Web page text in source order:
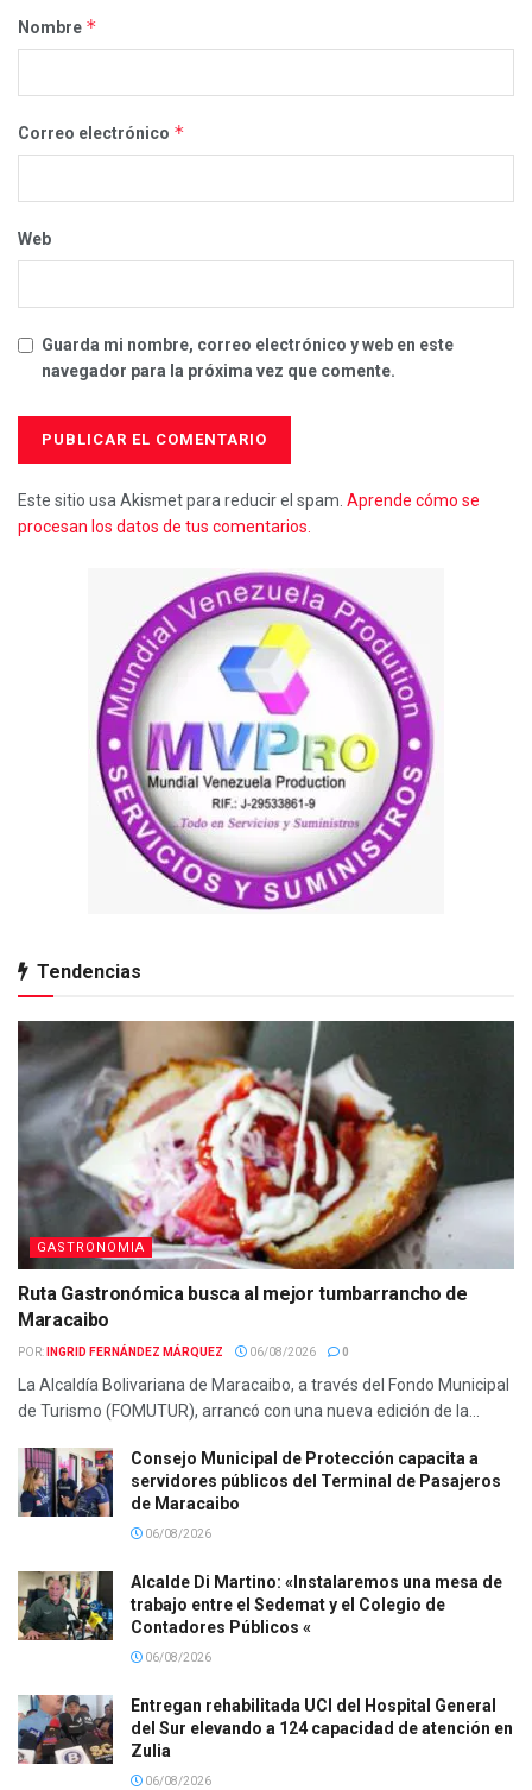
Nombre *
Correo electrónico *
Web
Guarda mi nombre, correo electrónico y web en este
navegador para la próxima vez que comente.
Este sitio usa Akismet para reducir el spam. Aprende cómo se
procesan los datos de tus comentarios.
Tendencias
GASTRONOMIA
Ruta Gastronómica busca al mejor tumbarrancho de
Maracaibo
POR: INGRID FERNÁNDEZ MÁRQUEZ 06/08/2026 0
La Alcaldía Bolivariana de Maracaibo, a través del Fondo Municipal
de Turismo (FOMUTUR), arrancó con una nueva edición de la...
Consejo Municipal de Protección capacita a
servidores públicos del Terminal de Pasajeros
de Maracaibo
06/08/2026
Alcalde Di Martino: «Instalaremos una mesa de
trabajo entre el Sedemat y el Colegio de
Contadores Públicos «
06/08/2026
Entregan rehabilitada UCI del Hospital General
del Sur elevando a 124 capacidad de atención en
Zulia
06/08/2026